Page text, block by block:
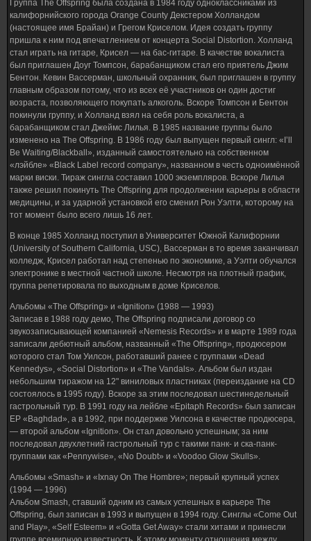
Группа The Offspring была создана в 1984 году одноклассниками из
калифорнийского города Orange County Декстером Холландом
(настоящее имя Брайан) и Грегом Криселом. Идея создать группу
пришла к ним под впечатлением от концерта Social Distortion. Холланд
стал играть на гитаре, Крисел — на бас-гитаре. В качестве вокалиста
был приглашен Доуг Томпсон, барабанщиком стал его приятель Джим
Бентон. Кевин Вассерман, школьный охранник, был приглашен в группу
главным образом потому, что из всех её участников он один достиг
возраста, позволяющего покупать алкоголь. Вскоре Томпсон и Бентон
покинули группу, и Холланд взял на себя роль вокалиста, а
барабанщиком стал Джеймс Лилья. В 1985 название группы было
изменено на The Offspring. В 1986 году был выпущен первый сингл: «I’ll
Be Waiting/Blackball», изданный самостоятельно на собственном
«лэйбле» «Black Label record company», названном в честь одноимённой
марки виски. Тираж сингла составил 1000 экземпляров. Вскоре Лилья
также решил покинуть The Offspring для продолжении карьеры в области
медицины, и за ударной установкой его сменил Рон Уэлти, которому на
тот момент было всего лишь 16 лет.
В конце 1985 Холланд поступил в Университет Южной Калифорнии
(University of Southern California, USC), Вассерман в то время заканчивал
колледж, Крисел работал над степенью по экономике, а Уэлти обучался
электронике в местной частной школе. Несмотря на плотный график,
группа репетировала по выходным в доме Криселов.
Альбомы «The Offspring» и «Ignition» (1988 — 1993)
Записав в 1988 году демо, The Offspring подписали договор со
звукозаписывающей компанией «Nemesis Records» и в марте 1989 года
записали дебютный альбом, названный «The Offspring», продюсером
которого стал Том Уилсон, работавший ранее с группами «Dead
Kennedys», «Social Distortion» и «The Vandals». Альбом был издан
небольшим тиражом на 12" виниловых пластниках (переиздание на CD
состоялось в 1995 году). Вскоре за этим последовал шестинедельный
гастрольный тур. В 1991 году на лейбле «Epitaph Records» был записан
EP «Baghdad», а в 1992, при поддержке Уилсона в качестве продюсера,
— второй альбом «Ignition». Он стал довольно успешным; за ним
последовал двухлетний гастрольный тур с такими панк- и ска-панк-
группами как «Pennywise», «No Doubt» и «Voodoo Glow Skulls».
Альбомы «Smash» и «Ixnay On The Hombre»; первый крупный успех
(1994 — 1996)
Альбом Smash, ставший одним из самых успешных в карьере The
Offspring, был записан в 1993 и выпущен в 1994 году. Синглы «Come Out
and Play», «Self Esteem» и «Gotta Get Away» стали хитами и принесли